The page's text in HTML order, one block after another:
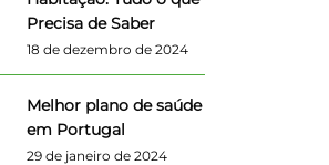
Precisa de Saber
18 de dezembro de 2024
Melhor plano de saúde
em Portugal
29 de janeiro de 2024